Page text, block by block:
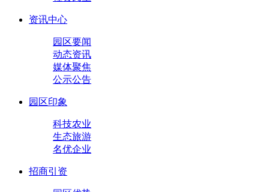
资讯中心
园区要闻
动态资讯
媒体聚焦
公示公告
园区印象
科技农业
生态旅游
名优企业
招商引资